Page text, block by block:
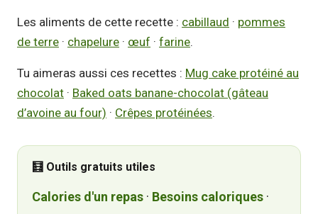
Les aliments de cette recette : cabillaud · pommes
de terre · chapelure · œuf · farine.
Tu aimeras aussi ces recettes : Mug cake protéiné au
chocolat · Baked oats banane-chocolat (gâteau
d’avoine au four) · Crêpes protéinées.
🧮 Outils gratuits utiles
Calories d'un repas · Besoins caloriques ·